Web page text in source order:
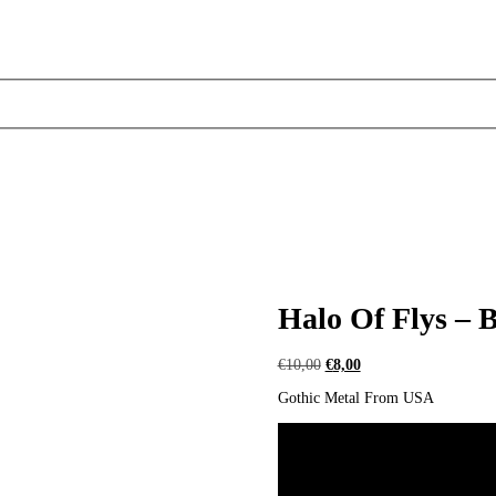
Halo Of Flys –
€10,00 Ursprünglicher
war:
€8,00Aktueller
ist:
Gothic Metal From USA